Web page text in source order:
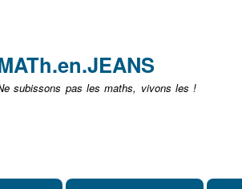
subissons pas les maths, vivons les !